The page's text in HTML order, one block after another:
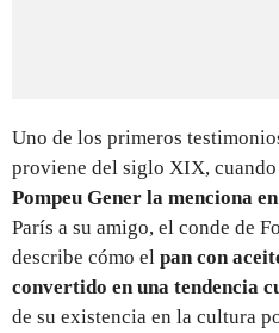
Uno de los primeros
proviene del siglo XIX, cuando
Pompeu Gener la menciona
París a su amigo, el conde de
describe cómo el pan con
convertido en una tendencia
de su existencia en la cultura